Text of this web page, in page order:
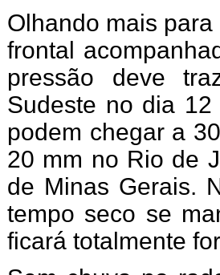
Olhando mais
frontal
pressão deve
Sudeste no dia
podem chegar a
20 mm no Rio de
de Minas Gerais.
tempo seco se
ficará totalmente